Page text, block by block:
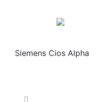
Siemens Cios Alpha